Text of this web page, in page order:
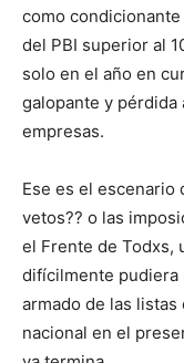
como
del PBI superior al
solo en el año en
galopante y pérdida
empresas.
Ese es el escenario
vetos?? o las
el Frente de Todxs,
difícilmente pudiera
armado de las
nacional en el